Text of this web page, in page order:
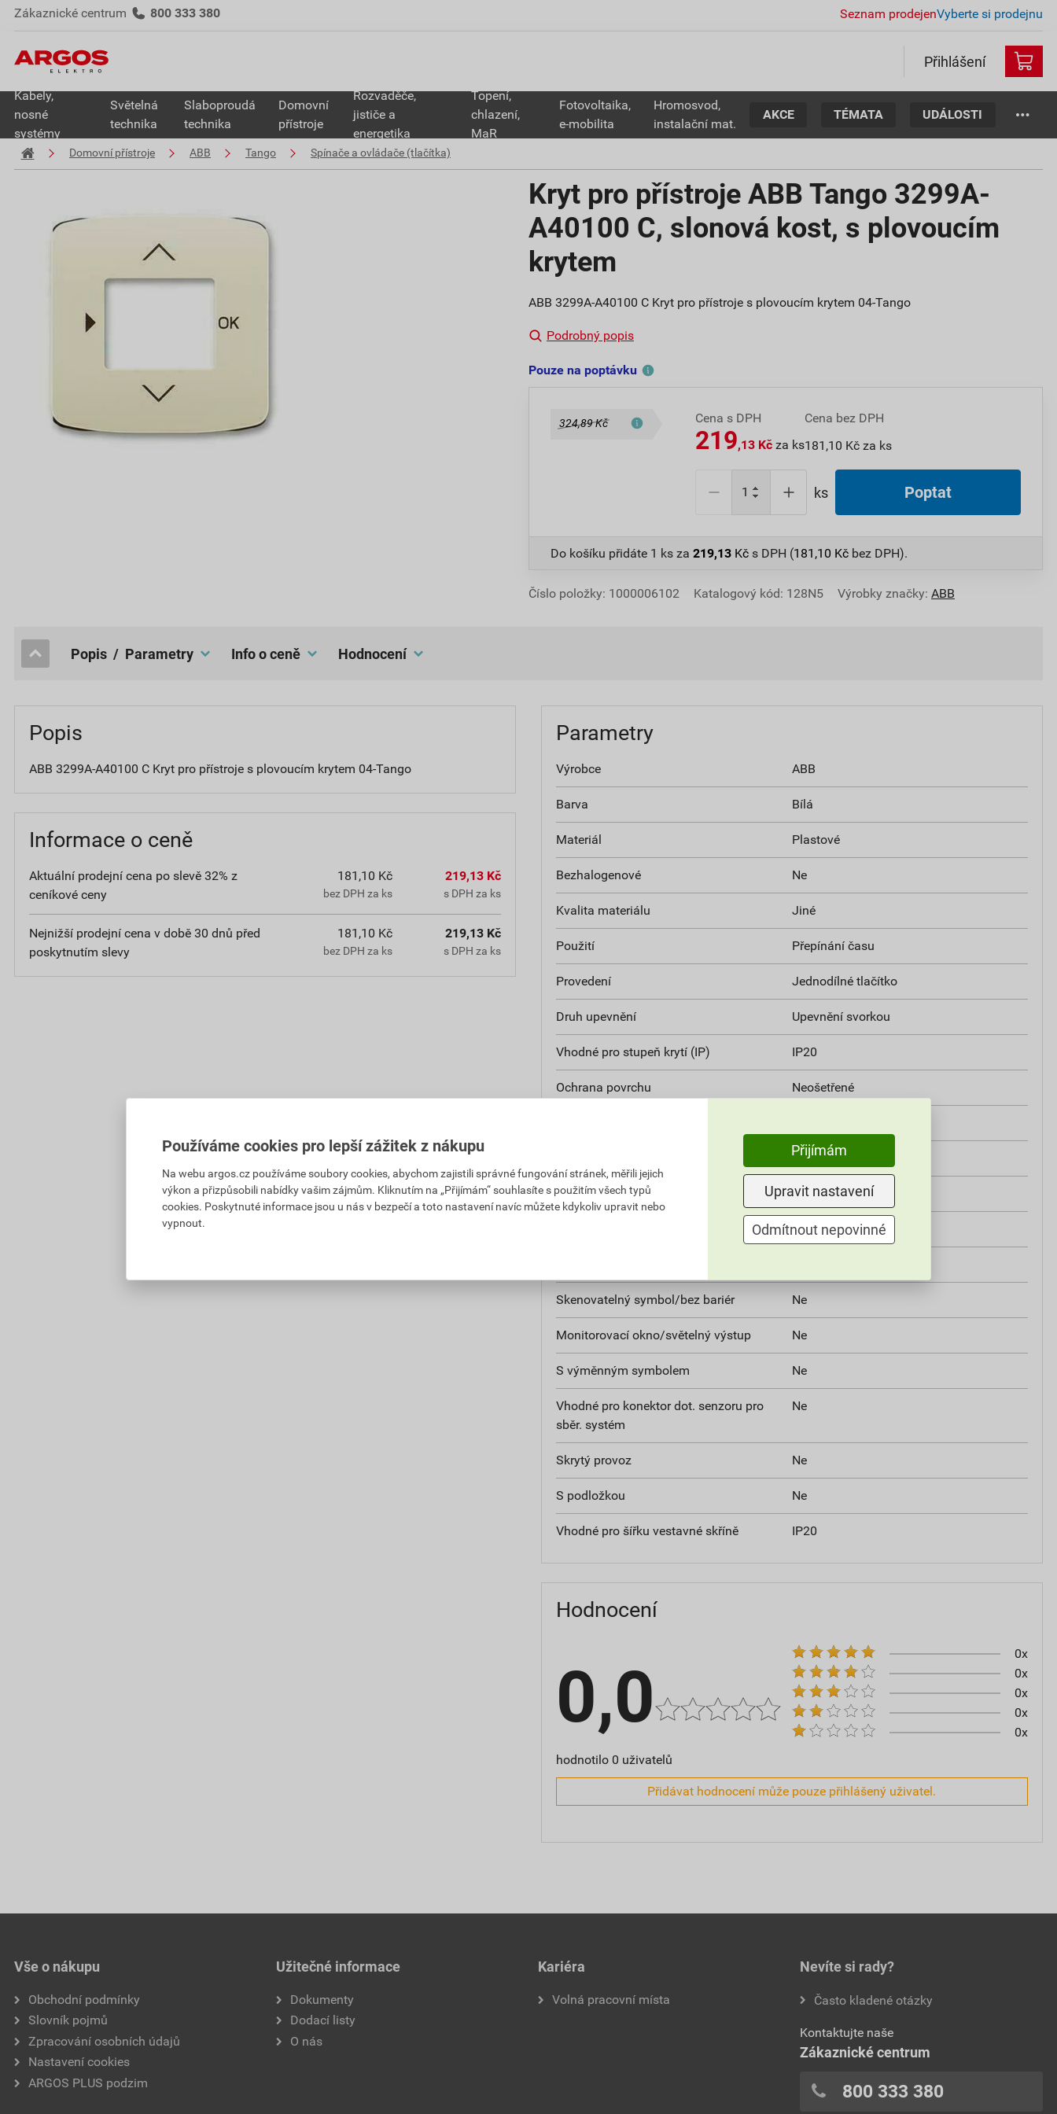
Zákaznické centrum 800 333 380 Seznam prodejenVyberte si prodejnu
Přihlášení
Kabely,
nosné
systémy
Světelná
technika
Slaboproudá
technika
Domovní
přístroje
Rozvaděče,
jističe a
energetika
Topení,
chlazení,
MaR
Fotovoltaika,
e-mobilita
Hromosvod,
instalační mat.
AKCE TÉMATA UDÁLOSTI
Domovní přístroje ABB Tango Spínače a ovládače (tlačítka)
Kryt pro přístroje ABB Tango 3299A-
A40100 C, slonová kost, s plovoucím
krytem
ABB 3299A-A40100 C Kryt pro přístroje s plovoucím krytem 04-Tango
Podrobný popis
Pouze na poptávku
324,89 Kč Cena s DPH
219,13 Kč za ks
Cena bez DPH
181,10 Kč za ks
ks Poptat
Do košíku přidáte 1 ks za 219,13 Kč s DPH (181,10 Kč bez DPH).
Číslo položky: 1000006102 Katalogový kód: 128N5 Výrobky značky: ABB
popis / Parametry Info o ceně hodnocení
Popis
ABB 3299A-A40100 C Kryt pro přístroje s plovoucím krytem 04-Tango
Informace o ceně
Aktuální prodejní cena po slevě 32% z
ceníkové ceny
181,10 Kč
bez DPH za ks
219,13 Kč
s DPH za ks
Nejnižší prodejní cena v době 30 dnů před
poskytnutím slevy
181,10 Kč
bez DPH za ks
219,13 Kč
s DPH za ks
Parametry
Výrobce ABB
Barva Bílá
Materiál Plastové
Bezhalogenové Ne
Kvalita materiálu Jiné
Použití Přepínání času
Provedení Jednodílné tlačítko
Druh upevnění Upevnění svorkou
Vhodné pro stupeň krytí (IP) IP20
Ochrana povrchu Neošetřené
Lesklý
S plochou pro štítky Ne
Ne
Skenovatelný symbol/bez bariér Ne
Monitorovací okno/světelný výstup Ne
S výměnným symbolem Ne
Vhodné pro konektor dot. senzoru pro
sběr. systém
Ne
Skrytý provoz Ne
S podložkou Ne
Vhodné pro šířku vestavné skříně IP20
Hodnocení
0,0
hodnotilo 0 uživatelů
0x
0x
0x
0x
0x
Přidávat hodnocení může pouze přihlášený uživatel.
Vše o nákupu
Obchodní podmínky
Slovník pojmů
Zpracování osobních údajů
Nastavení cookies
ARGOS PLUS podzim
Užitečné informace
Dokumenty
Dodací listy
O nás
Kariéra
Volná pracovní místa
Nevíte si rady?
Často kladené otázky
Kontaktujte naše
Zákaznické centrum
800 333 380
Používáme cookies pro lepší zážitek z nákupu
Na webu argos.cz používáme soubory cookies, abychom zajistili správné fungování stránek, měřili jejich
výkon a přizpůsobili nabídky vašim zájmům. Kliknutím na „Přijímám“ souhlasíte s použitím všech typů
cookies. Poskytnuté informace jsou u nás v bezpečí a toto nastavení navíc můžete kdykoliv upravit nebo
vypnout.
Přijímám
Upravit nastavení
Odmítnout nepovinné